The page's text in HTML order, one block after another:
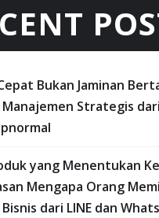
Bukan Jaminan
Strategis
yang Menentukan
Mengapa Orang
dari LINE dan